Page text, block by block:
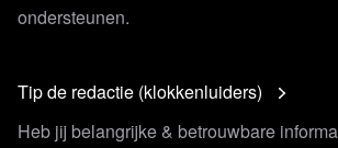
ondersteunen.
Tip de redactie (klokkenluiders)
Heb jij belangrijke & betrouwbare